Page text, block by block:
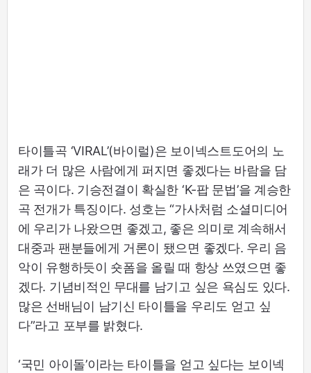
타이틀곡 ‘VIRAL’(바이럴)은 보이넥스트도어의 노
래가 더 많은 사람에게 퍼지면 좋겠다는 바람을 담
은 곡이다. 기승전결이 확실한 ‘K-팝 문법’을 계승한
곡 전개가 특징이다. 성호는 “가사처럼 소셜미디어
에 우리가 나왔으면 좋겠고, 좋은 의미로 계속해서
대중과 팬분들에게 거론이 됐으면 좋겠다. 우리 음
악이 유행하듯이 숏폼을 올릴 때 항상 쓰였으면 좋
겠다. 기념비적인 무대를 남기고 싶은 욕심도 있다.
많은 선배님이 남기신 타이틀을 우리도 얻고 싶
다”라고 포부를 밝혔다.
‘국민 아이돌’이라는 타이틀을 얻고 싶다는 보이넥